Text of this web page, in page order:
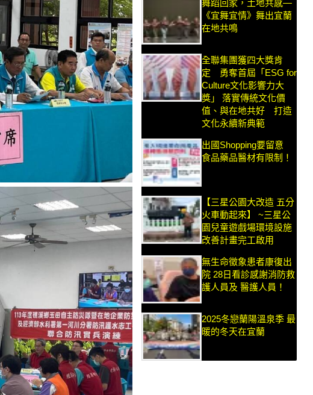
舞蹈回家，土地共感—
《宜舞宜情》舞出宜蘭
在地共鳴
全聯集團獲四大獎肯
定 勇奪首屆「ESG for
Culture文化影響力大
獎」 落實傳統文化價
值、與在地共好 打造
文化永續新典範
出國Shopping要留意
食品藥品醫材有限制！
【三星公園大改造 五分
火車動起來】 ~三星公
園兒童遊戲場環境設施
改善計畫完工啟用
無生命徵象患者康復出
院 28日看診感謝消防救
護人員及 醫護人員！
2025冬戀蘭陽溫泉季 最
暖的冬天在宜蘭